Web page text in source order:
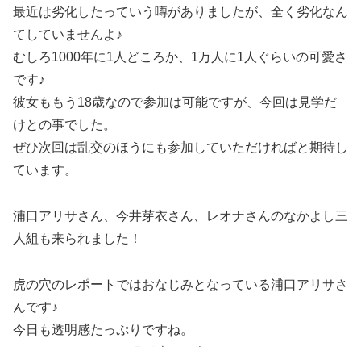
最近は劣化したっていう噂がありましたが、全く劣化なん
てしていませんよ♪
むしろ1000年に1人どころか、1万人に1人ぐらいの可愛さ
です♪
彼女ももう18歳なので参加は可能ですが、今回は見学だ
けとの事でした。
ぜひ次回は乱交のほうにも参加していただければと期待し
ています。
浦口アリサさん、今井芽衣さん、レオナさんのなかよし三
人組も来られました！
虎の穴のレポートではおなじみとなっている浦口アリサさ
んです♪
今日も透明感たっぷりですね。